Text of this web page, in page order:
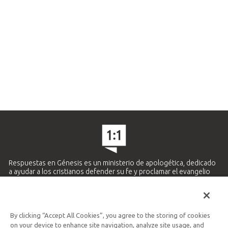
Respuestas en Génesis es un ministerio de apologética, dedicado
a ayudar a los cristianos defender su fe y proclamar el evangelio
Ministerio Hispano y Latinoamericano
By clicking “Accept All Cookies”, you agree to the storing of cookies
on your device to enhance site navigation, analyze site usage, and